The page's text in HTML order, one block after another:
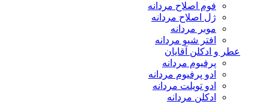
فوم اصلاح مردانه
ژل اصلاح مردانه
موبر مردانه
افتر شیو مردانه
عطر و ادکلن آقایان
پرفیوم مردانه
ادو پرفیوم مردانه
ادو تویلت مردانه
ادکلن مردانه